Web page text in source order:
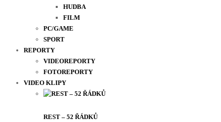
HUDBA
FILM
PC/GAME
SPORT
REPORTY
VIDEOREPORTY
FOTOREPORTY
VIDEO KLIPY
REST – 52 ŘÁDKŮ